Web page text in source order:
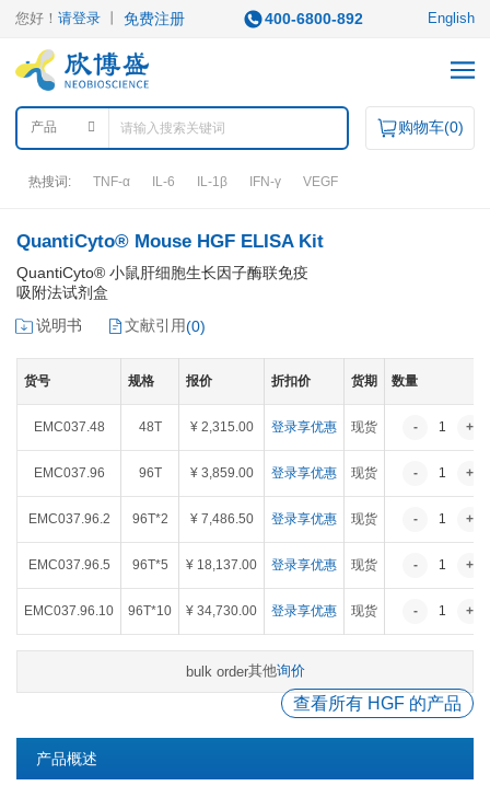
您好！请登录 丨免费注册 400-6800-892 English
产品 购物车(0)
热搜词: TNF-α IL-6 IL-1β IFN-γ VEGF
产品中心
QuantiCyto®ELISA
其它试剂
研究领域
癌症生物学 表观遗传学 代谢生物学 发育生物学
干细胞与再生医学 免疫学 微生物学 神经科学
ELISA代测
Luminex®多因子检测服务
QuantiCyto® Mouse HGF ELISA Kit
QuantiCyto® 小鼠肝细胞生长因子酶联免疫
吸附法试剂盒
说明书
文献引用(0)
货号 规格 报价 折扣价 货期 数量
EMC037.48 48T ¥ 2,315.00 登录享优惠 现货 - 1 +
EMC037.96 96T ¥ 3,859.00 登录享优惠 现货 - 1 +
EMC037.96.2 96T*2 ¥ 7,486.50 登录享优惠 现货 - 1 +
EMC037.96.5 96T*5 ¥ 18,137.00 登录享优惠 现货 - 1 +
EMC037.96.10 96T*10 ¥ 34,730.00 登录享优惠 现货 - 1 +
bulk order其他询价
查看所有 HGF 的产品
产品概述